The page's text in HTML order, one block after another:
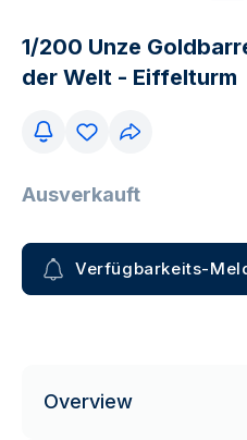
1/200 Unze
der Welt - Eiffelturm
Ausverkauft
Verfügbarkeits-
Overview